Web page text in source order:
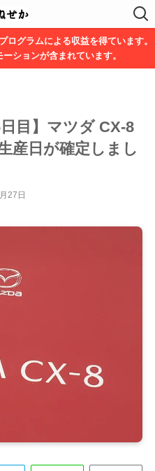
ログラムによる収益を得ています。
ションが含まれています。
日目】マツダ CX-8
産日が確定しまし
27日